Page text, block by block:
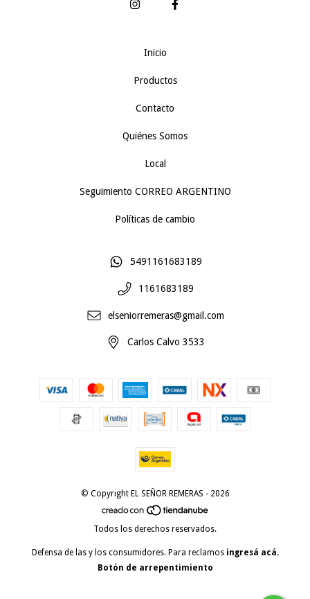
Inicio
Productos
Contacto
Quiénes Somos
Local
Seguimiento CORREO ARGENTINO
Políticas de cambio
5491161683189
1161683189
elseniorremeras@gmail.com
Carlos Calvo 3533
© Copyright EL SEÑOR REMERAS - 2026
Todos los derechos reservados.
Defensa de las y los consumidores. Para reclamos ingresá acá.
Botón de arrepentimiento